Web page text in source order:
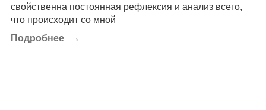
свойственна постоянная рефлексия и анализ всего,
что происходит со мной
Подробнее
→